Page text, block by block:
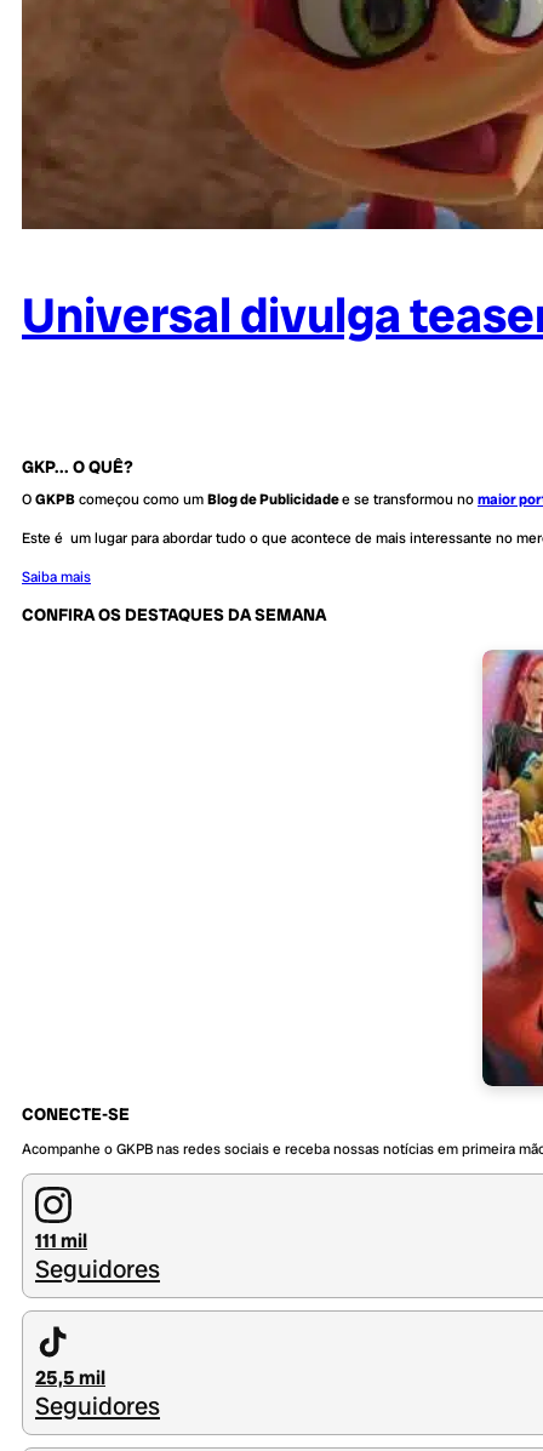
Universal divulga
GKP... O QUÊ?
OGKPBcomeçou como umBlog de Publicidadee se transformou nomaior
Este é um lugar para abordar tudo o que acontece de mais interessante no
Saiba mais
CONFIRA OS DESTAQUES DA SEMANA
CONECTE-SE
Acompanhe o GKPB nas redes sociais e receba nossas notícias em primeira
111 mil
Seguidores
25,5 mil
Seguidores